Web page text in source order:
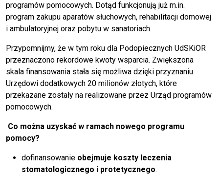
programów pomocowych. Dotąd funkcjonują już m.in.
program zakupu aparatów słuchowych, rehabilitacji domowej
i ambulatoryjnej oraz pobytu w sanatoriach.
Przypomnijmy, że w tym roku dla Podopiecznych UdSKiOR
przeznaczono rekordowe kwoty wsparcia. Zwiększona
skala finansowania stała się możliwa dzięki przyznaniu
Urzędowi dodatkowych 20 milionów złotych, które
przekazane zostały na realizowane przez Urząd programów
pomocowych.
Co można uzyskać w ramach nowego programu
pomocy?
dofinansowanie obejmuje koszty leczenia
stomatologicznego i protetycznego.